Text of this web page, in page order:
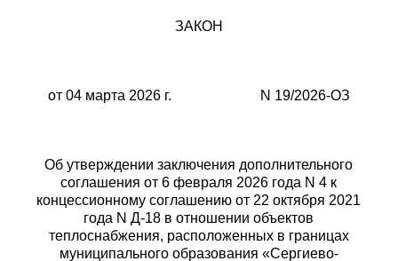
ЗАКОН
от 04 марта 2026 г. N 19/2026-ОЗ
Об утверждении заключения дополнительного
соглашения от 6 февраля 2026 года N 4 к
концессионному соглашению от 22 октября 2021
года N Д-18 в отношении объектов
теплоснабжения, расположенных в границах
муниципального образования «Сергиево-